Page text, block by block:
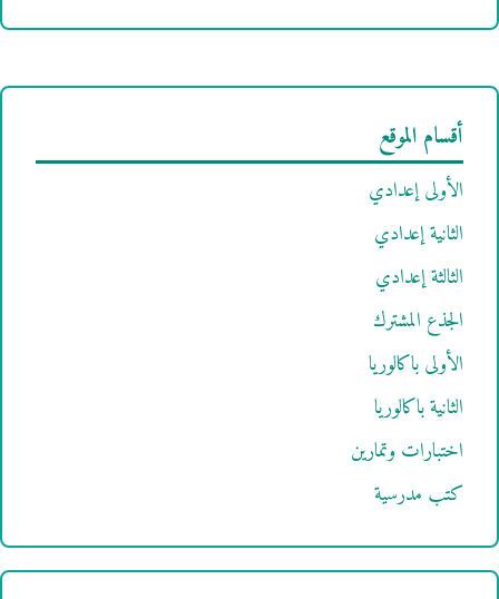
أقسام الموقع
الأولى إعدادي
الثانية إعدادي
الثالثة إعدادي
الجذع المشترك
الأولى باكالوريا
الثانية باكالوريا
اختبارات وتمارين
كتب مدرسية